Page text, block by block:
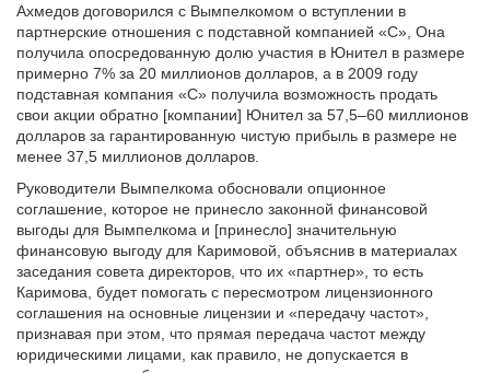
Ахмедов договорился с Вымпелкомом о вступлении в
партнерские отношения с подставной компанией «C», Она
получила опосредованную долю участия в Юнител в размере
примерно 7% за 20 миллионов долларов, а в 2009 году
подставная компания «C» получила возможность продать
свои акции обратно [компании] Юнител за 57,5–60 миллионов
долларов за гарантированную чистую прибыль в размере не
менее 37,5 миллионов долларов.
Руководители Вымпелкома обосновали опционное
соглашение, которое не принесло законной финансовой
выгоды для Вымпелкома и [принесло] значительную
финансовую выгоду для Каримовой, объяснив в материалах
заседания совета директоров, что их «партнер», то есть
Каримова, будет помогать с пересмотром лицензионного
соглашения на основные лицензии и «передачу частот»,
признавая при этом, что прямая передача частот между
юридическими лицами, как правило, не допускается в